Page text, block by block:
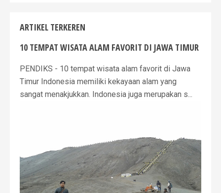
ARTIKEL TERKEREN
10 TEMPAT WISATA ALAM FAVORIT DI JAWA TIMUR
PENDIKS - 10 tempat wisata alam favorit di Jawa
Timur Indonesia memiliki kekayaan alam yang
sangat menakjukkan. Indonesia juga merupakan s...